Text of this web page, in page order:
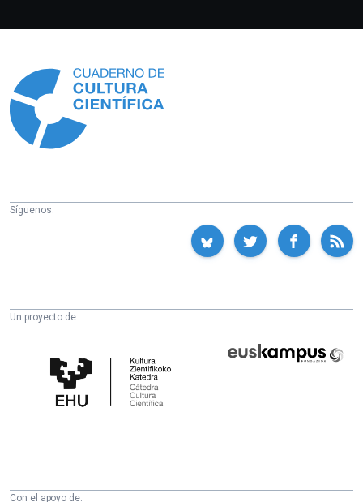
Síguenos:
Un proyecto de:
Cultura
Científica
Fundazioa
Con el apoyo de: